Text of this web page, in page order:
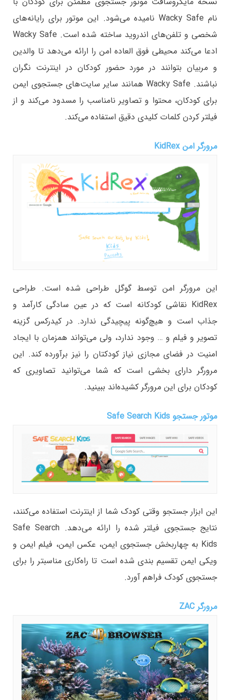
نام Wacky Safe نامیده می‌شود. این موتور برای رایانه‌های
شخصی و تلفن‌های اندروید ساخته شده است. Wacky Safe
ادعا می‌کند محیطی فوق العاده امن را ارائه می‌دهد تا والدین
و مربیان بتوانند در مورد حضور کودکان در اینترنت نگران
نباشند. Wacky Safe همانند سایر سایت‌های جستجوی ایمن
برای کودکان، محتوا و تصاویر نامناسب را مسدود می‌کند و از
فیلتر کردن کلمات کلیدی دقیق استفاده می‌کند.
مرورگر امن KidRex
این مرورگر امن توسط گوگل طراحی شده است. طراحی
KidRex نقاشی کودکانه است که در عین سادگی کارآمد و
جذاب است و هیچ‌گونه پیچیدگی ندارد. در کیدرکس گزینه
تصویر و فیلم و … وجود ندارد، ولی می‌تواند همزمان با ایجاد
امنیت در فضای مجازی نیاز کودکتان را نیز برآورده کند. این
مرورگر دارای بخشی است که شما می‌توانید تصاویری که
کودکان برای این مرورگر کشیده‌اند ببینید.
موتور جستجو Safe Search Kids
این ابزار جستجو وقتی کودک شما از اینترنت استفاده می‌کنند،
نتایج جستجوی فیلتر شده را ارائه می‌دهد. Safe Search
Kids به چهاربخش جستجوی ایمن، عکس ایمن، فیلم ایمن و
ویکی ایمن تقسیم بندی شده است تا راه‌کاری مناسبتر را برای
جستجوی کودک فراهم آورد.
مرورگر ZAC